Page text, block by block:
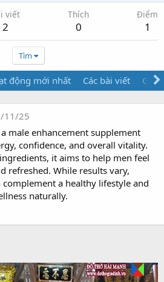
viết
2
Thích
0
Điểm
1
Tìm
động mới nhất Các bài viết Giới
11/25
male enhancement supplement
confidence, and overall vitality.
it aims to help men feel
refreshed. While results vary,
complement a healthy lifestyle and
naturally.